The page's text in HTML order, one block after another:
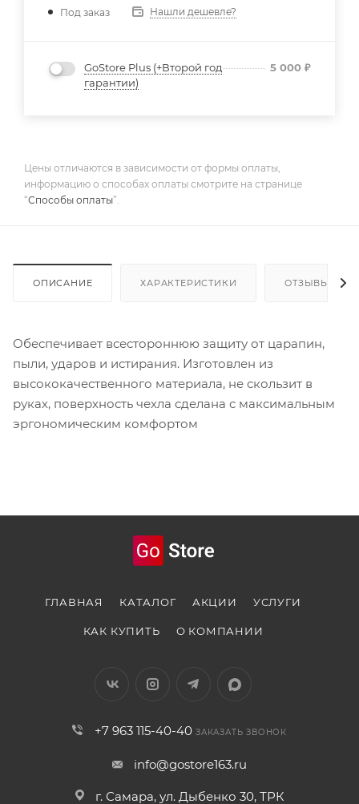
Под заказ Нашли дешевле?
GoStore Plus (+Второй год
гарантии)
5 000 ₽
Цены отличаются в зависимости от формы оплаты,
информацию о способах оплаты смотрите на странице
“Способы оплаты”.
ОПИСАНИЕ ХАРАКТЕРИСТИКИ ОТЗЫВЫ
Обеспечивает всестороннюю защиту от царапин,
пыли, ударов и истирания. Изготовлен из
высококачественного материала, не скользит в
руках, поверхность чехла сделана с максимальным
эргономическим комфортом
ГЛАВНАЯ КАТАЛОГ АКЦИИ УСЛУГИ
КАК КУПИТЬ О КОМПАНИИ
+7 963 115-40-40 ЗАКАЗАТЬ ЗВОНОК
info@gostore163.ru
г. Самара, ул. Дыбенко 30, ТРК